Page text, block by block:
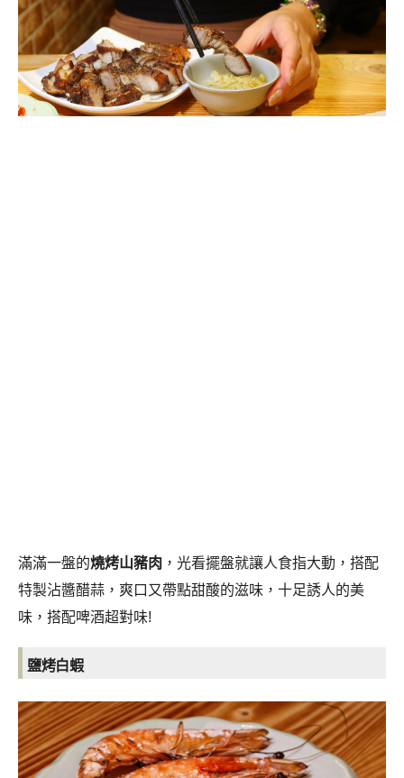
滿滿一盤的燒烤山豬肉 ，光看擺盤就讓人食指大動， 搭配
特製沾醬醋蒜，爽口又帶點甜酸的滋味，十足誘人的美
味，搭配啤酒超對味!
鹽烤白蝦